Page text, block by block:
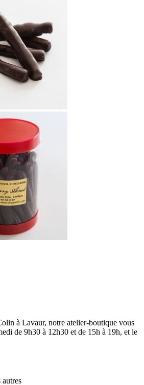
à Lavaur, notre atelier-boutique vous
de 9h30 à 12h30 et de 15h à 19h, et le